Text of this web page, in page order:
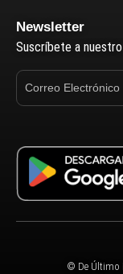
Newsletter
Suscríbete a
© De Último